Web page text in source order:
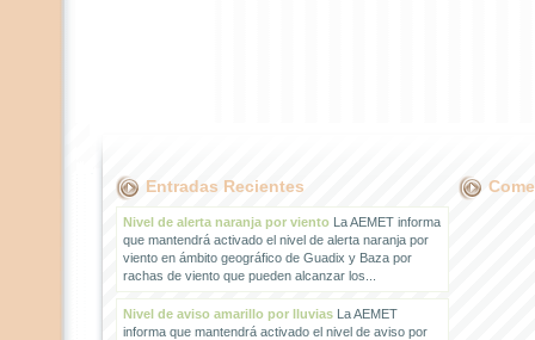
Entradas Recientes
Nivel de alerta naranja por vientoLa AEMET informa
que mantendrá activado el nivel de alerta naranja por
viento en ámbito geográfico de Guadix y Baza por
rachas de viento que pueden alcanzar los...
Nivel de aviso amarillo por lluviasLa AEMET
informa que mantendrá activado el nivel de aviso por